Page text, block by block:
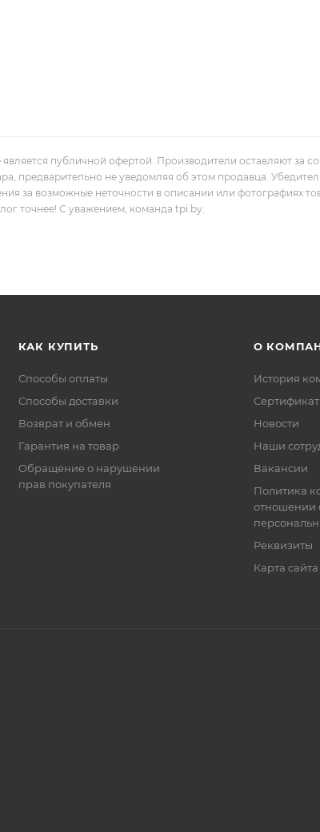
публичной офертой. Производители оставляют за
предварительно не уведомляя об этом продавца.
за возможные неточности в описании или фотографиях
точнее! С уважением, команда tpi.by.
КАК КУПИТЬ
Способы оплаты
Способы доставки
Возврат и обмен
Гарантия на товар
Обращение о нарушении
прав покупателя
О
История
Новости
Наши
Вакансии
Политика
отношении
Реквизиты
Карта сайта